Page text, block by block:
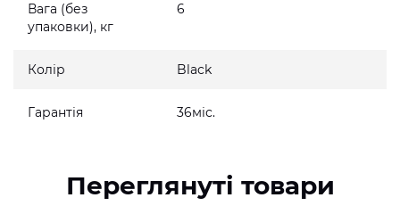
Вага (без
упаковки), кг
6
Колір Black
Гарантія 36міс.
Переглянуті товари